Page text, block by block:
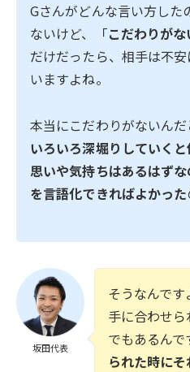
Gさんがどんな言い方した
ないけど、「こだわりがな
だけだったら、相手は不
いますよね。
本当にこだわりがないんだ
いろいろ深堀りしていく
思いや気持ちはあるはず
を言語化できればよかった
坂田代表
そうなんで
手に合わせ
でもあるんで
られた時に